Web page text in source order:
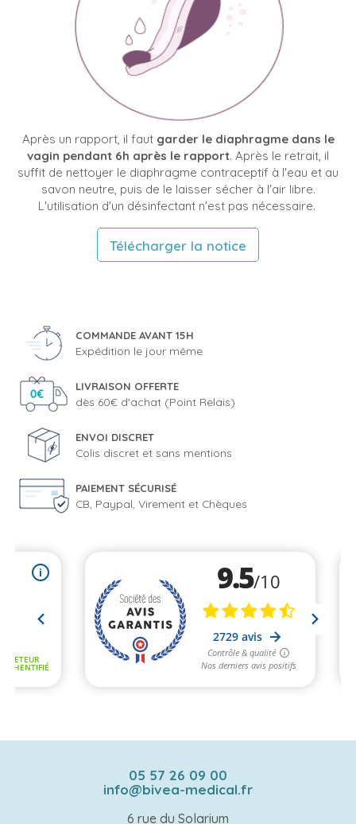
Après un rapport, il faut garder le diaphragme dans le
vagin pendant 6h après le rapport. Après le retrait, il
suffit de nettoyer le diaphragme contraceptif à l'eau et au
savon neutre, puis de le laisser sécher à l'air libre.
L'utilisation d'un désinfectant n'est pas nécessaire.
Télécharger la notice
COMMANDE AVANT 15H
Expédition le jour même
LIVRAISON OFFERTE
dès 60€ d'achat (Point Relais)
ENVOI DISCRET
Colis discret et sans mentions
PAIEMENT SÉCURISÉ
CB, Paypal, Virement et Chèques
05 57 26 09 00
info@bivea-medical.fr
6 rue du Solarium